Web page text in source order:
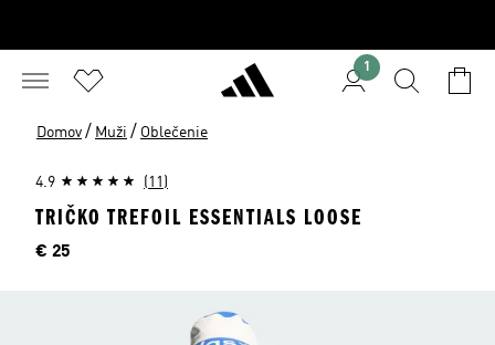
1
Domov / Muži / Oblečenie
4.9 (11)
TRIČKO TREFOIL ESSENTIALS LOOSE
Cena
€ 25